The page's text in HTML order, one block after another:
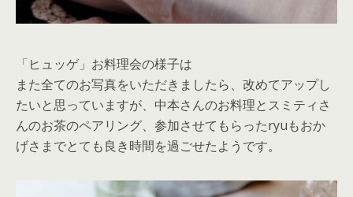
「ヒュッゲ」お料理会の様子は
また全てのお写真をいただきましたら、改めてアップし
たいと思っていますが、中本さんのお料理とスミティさ
んのお茶のペアリング、参加させてもらったryuもおか
げさまでとても良き時間を過ごせたようです。